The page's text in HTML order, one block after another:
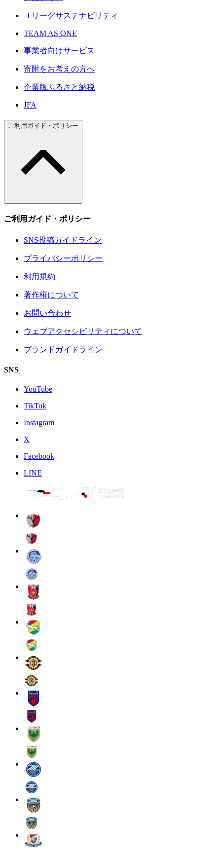
Ｊリーグサステナビリティ
TEAM AS ONE
事業者向けサービス
寄附をお考えの方へ
企業版ふるさと納税
JFA
ご利用ガイド・ポリシー
ご利用ガイド・ポリシー
SNS投稿ガイドライン
プライバシーポリシー
利用規約
著作権について
お問い合わせ
ウェブアクセシビリティについて
ブランドガイドライン
SNS
YouTube
TikTok
Instagram
X
Facebook
LINE